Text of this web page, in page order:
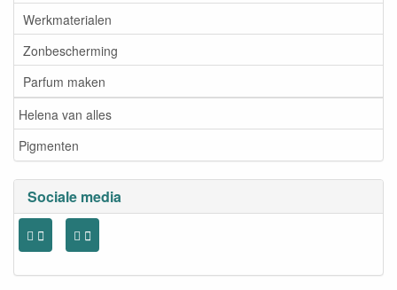
Werkmaterialen
Zonbescherming
Parfum maken
Helena van alles
Pigmenten
Sociale media